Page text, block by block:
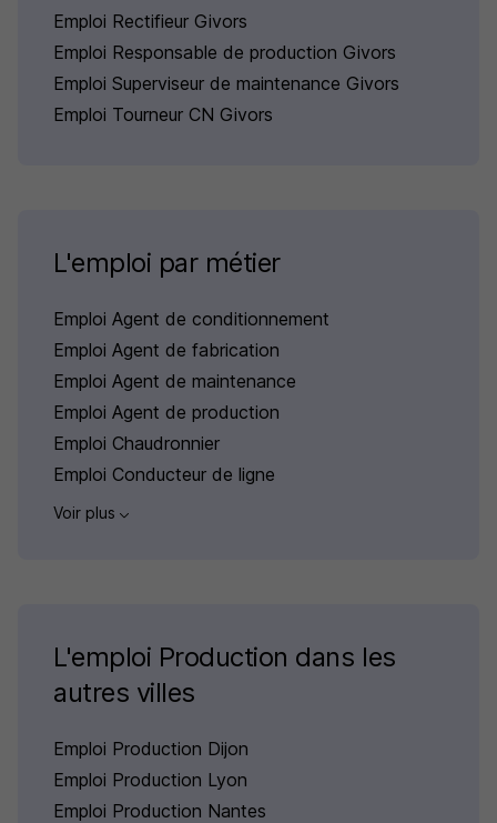
Emploi Rectifieur Givors
Emploi Responsable de production Givors
Emploi Superviseur de maintenance Givors
Emploi Tourneur CN Givors
L'emploi par métier
Emploi Agent de conditionnement
Emploi Agent de fabrication
Emploi Agent de maintenance
Emploi Agent de production
Emploi Chaudronnier
Emploi Conducteur de ligne
Voir plus
L'emploi Production dans les
autres villes
Emploi Production Dijon
Emploi Production Lyon
Emploi Production Nantes